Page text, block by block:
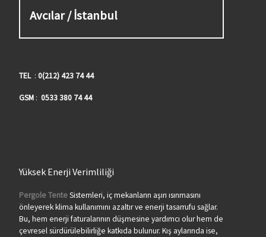
Avcılar / İstanbul
TEL : 0(212) 423 74 44
GSM: 0533 380 74 44
Yüksek Enerji Verimliliği
Pergole TenteSistemleri, iç mekanların aşırı ısınmasını
önleyerek klima kullanımını azaltır ve enerji tasarrufu sağlar.
Bu, hem enerji faturalarının düşmesine yardımcı olur hem de
çevresel sürdürülebilirliğe katkıda bulunur. Kış aylarında ise,